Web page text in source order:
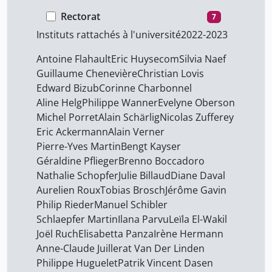
Bernard Crettaz
Christian Lovis
Corinne Charbonnel
Diane Daval
Edward Bizub
Elisabetta Panza
Eric Ackermann 35
Eric Huysecom 35
Evelyne Oberson 35
Geraldine Pflieger 43
Ghislain Waterlot
Rectorat 7
des seniors 2022-2023
Instituts rattachés à l'université2022-2023
Antoine FlahaultEric HuysecomSilvia Naef
Guillaume ChenevièreChristian Lovis
Edward BizubCorinne Charbonnel
Aline HelgPhilippe WannerEvelyne Oberson
Michel PorretAlain SchärligNicolas Zufferey
Eric AckermannAlain Verner
Pierre-Yves MartinBengt Kayser
Géraldine PfliegerBrenno Boccadoro
Nathalie SchopferJulie BillaudDiane Daval
Aurelien RouxTobias BroschJérôme Gavin
Philip RiederManuel Schibler
Schlaepfer MartinIlana ParvuLeïla El-Wakil
Joël RuchElisabetta PanzaIrène Hermann
Anne-Claude Juillerat Van Der Linden
Philippe HugueletPatrik Vincent Dasen